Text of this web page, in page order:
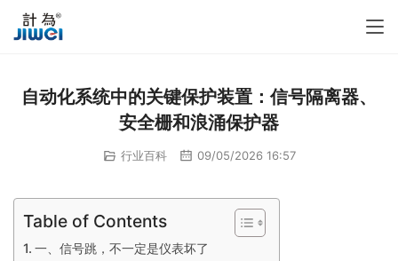
自动化系统中的关键保护装置：信号隔离器、
安全栅和浪涌保护器
行业百科 09/05/2026 16:57
Table of Contents
一、信号跳，不一定是仪表坏了